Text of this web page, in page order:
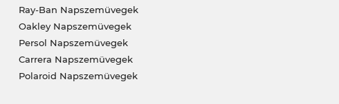
Ray-Ban Napszemüvegek
Oakley Napszemüvegek
Persol Napszemüvegek
Carrera Napszemüvegek
Polaroid Napszemüvegek